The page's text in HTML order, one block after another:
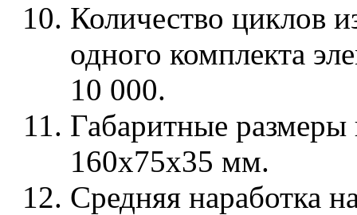
Количество циклов
одного комплекта
10 000.
Габаритные размеры
160х75х35 мм.
Средняя наработка